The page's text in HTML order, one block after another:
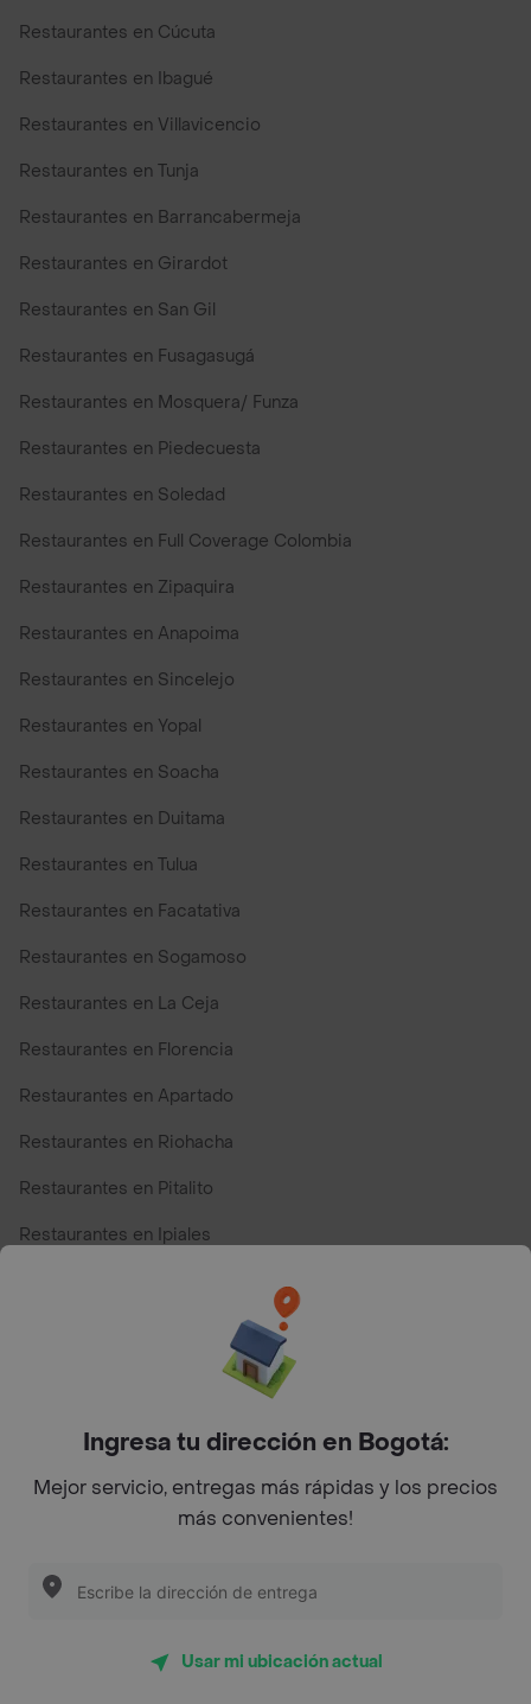
Restaurantes en Cúcuta
Restaurantes en Ibagué
Restaurantes en Villavicencio
Restaurantes en Tunja
Restaurantes en Barrancabermeja
Restaurantes en Girardot
Restaurantes en San Gil
Restaurantes en Fusagasugá
Restaurantes en Mosquera/ Funza
Restaurantes en Piedecuesta
Restaurantes en Soledad
Restaurantes en Full Coverage Colombia
Restaurantes en Zipaquira
Restaurantes en Anapoima
Restaurantes en Sincelejo
Restaurantes en Yopal
Restaurantes en Soacha
Restaurantes en Duitama
Restaurantes en Tulua
Restaurantes en Facatativa
Restaurantes en Sogamoso
Restaurantes en La Ceja
Restaurantes en Florencia
Restaurantes en Apartado
Restaurantes en Riohacha
Restaurantes en Pitalito
Restaurantes en Ipiales
Top Marcas y Cadenas de Restaurantes
Encuéntranos en estos países
App Store Google play
Restaurantes cerca de mi para pedir Comida a Domicilio -
Ingresa tu dirección en Bogotá:
Mejor servicio, entregas más rápidas y los precios
más convenientes!
Usar mi ubicación actual